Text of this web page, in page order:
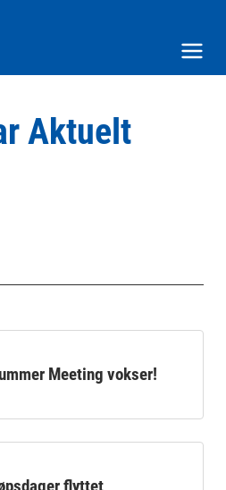
Aktuelt
Meeting vokser!